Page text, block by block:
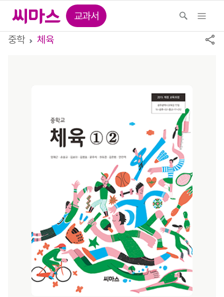
교과서
중학
체육